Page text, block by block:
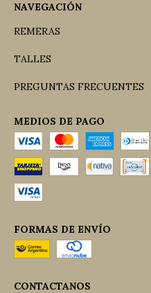
NAVEGACIÓN
REMERAS
TALLES
PREGUNTAS FRECUENTES
MEDIOS DE PAGO
FORMAS DE ENVÍO
CONTACTANOS